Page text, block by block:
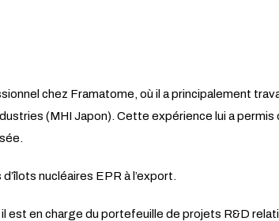
chez Framatome, où il a principalement
(MHI Japon). Cette expérience lui a permis
nucléaires EPR à l’export.
est en charge du portefeuille de projets R&D